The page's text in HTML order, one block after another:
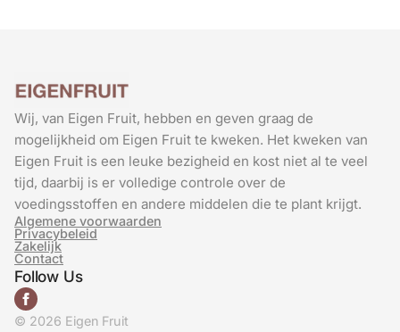
Wij, van Eigen Fruit, hebben en geven graag de
mogelijkheid om Eigen Fruit te kweken. Het kweken van
Eigen Fruit is een leuke bezigheid en kost niet al te veel
tijd, daarbij is er volledige controle over de
voedingsstoffen en andere middelen die te plant krijgt.
Algemene voorwaarden
Privacybeleid
Zakelijk
Contact
Follow Us
© 2026 Eigen Fruit